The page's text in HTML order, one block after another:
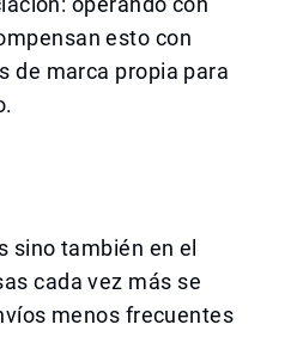
esto con
de marca propia para
sino también en el
cada vez más se
menos frecuentes